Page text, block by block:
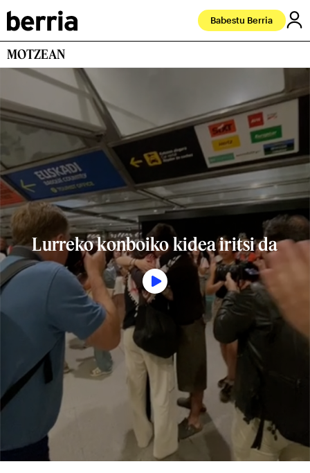
Babestu Berria
MOTZEAN
Lurreko konboiko kidea iritsi da